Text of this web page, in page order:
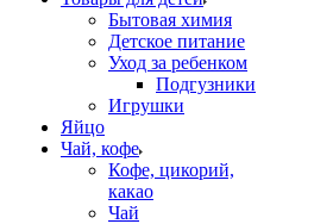
Бытовая химия
Детское питание
Уход за ребенком
Подгузники
Игрушки
Яйцо
Чай, кофе
Кофе, цикорий,
какао
Чай